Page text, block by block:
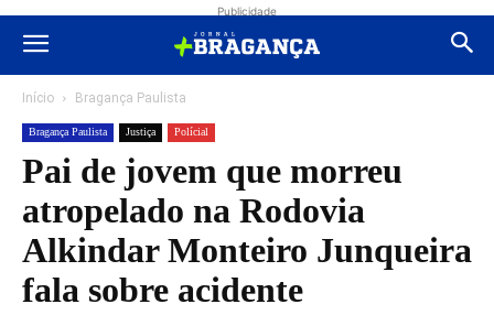
Publicidade
Início Bragança Paulista
Bragança Paulista Justiça Polícial
Pai de jovem que morreu
atropelado na Rodovia
Alkindar Monteiro Junqueira
fala sobre acidente